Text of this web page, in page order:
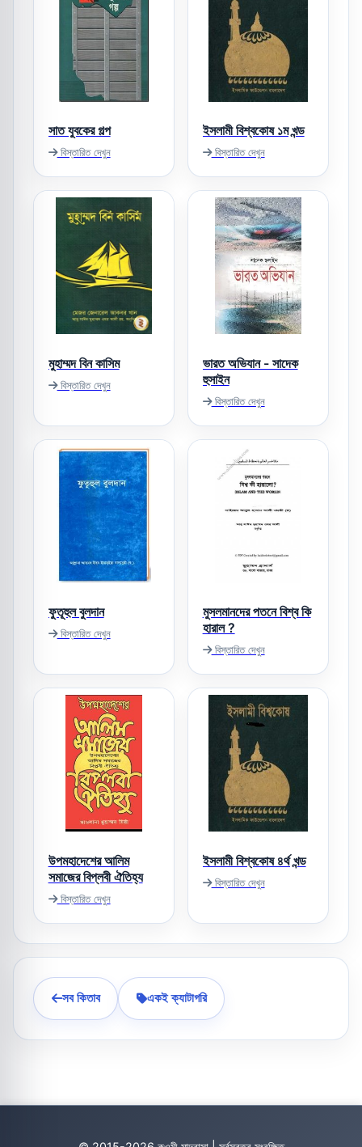
সাত যুবকের গল্প
বিস্তারিত দেখুন
ইসলামী বিশ্বকোষ ১ম খন্ড
বিস্তারিত দেখুন
মুহাম্মদ বিন কাসিম
বিস্তারিত দেখুন
ভারত অভিযান - সাদেক
হুসাইন
বিস্তারিত দেখুন
ফুতূহুল বুলদান
বিস্তারিত দেখুন
মুসলমানদের পতনে বিশ্ব কি
হারাল ?
বিস্তারিত দেখুন
উপমহাদেশের আলিম
সমাজের বিপ্লবী ঐতিহ্য
বিস্তারিত দেখুন
ইসলামী বিশ্বকোষ ৪র্থ খন্ড
বিস্তারিত দেখুন
সব কিতাব একই ক্যাটাগরি